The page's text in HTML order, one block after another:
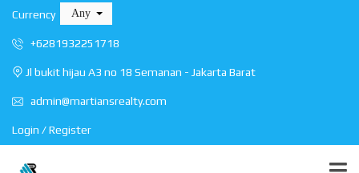
Currency Any
+6281932251718
Jl bukit hijau A3 no 18 Semanan - Jakarta Barat
admin@martiansrealty.com
Login / Register